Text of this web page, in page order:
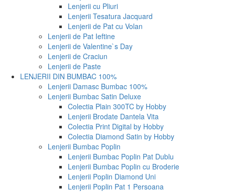
Lenjerii cu Pliuri
Lenjerii Tesatura Jacquard
Lenjerii de Pat cu Volan
Lenjerii de Pat Ieftine
Lenjerii de Valentine`s Day
Lenjerii de Craciun
Lenjerii de Paste
LENJERII DIN BUMBAC 100%
Lenjerii Damasc Bumbac 100%
Lenjerii Bumbac Satin Deluxe
Colectia Plain 300TC by Hobby
Lenjerii Brodate Dantela Vita
Colectia Print Digital by Hobby
Colectia Diamond Satin by Hobby
Lenjerii Bumbac Poplin
Lenjerii Bumbac Poplin Pat Dublu
Lenjerii Bumbac Poplin cu Broderie
Lenjerii Poplin Diamond Uni
Lenjerii Poplin Pat 1 Persoana